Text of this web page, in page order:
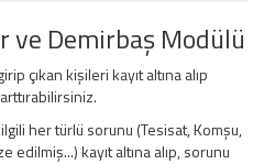
ve Demirbaş Modülü
çıkan kişileri kayıt altına alıp
her türlü sorunu (Tesisat, Komşu,
edilmiş...) kayıt altına alıp, sorunu